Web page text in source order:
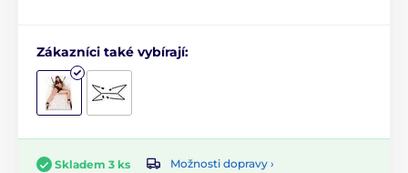
Zákazníci také vybírají:
Skladem 3 ks
Možnosti dopravy ›